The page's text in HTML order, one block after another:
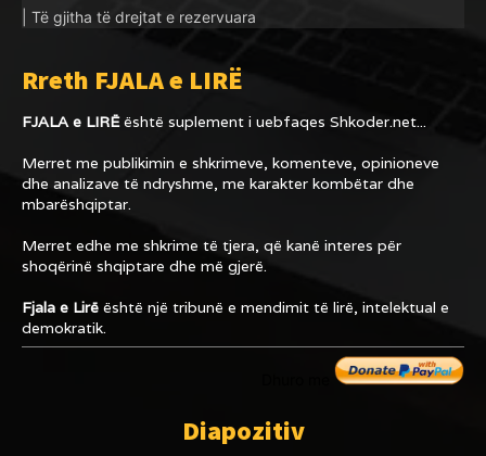
| Të gjitha të drejtat e rezervuara
Rreth FJALA e LIRË
FJALA e LIRËështë suplement i uebfaqes Shkoder.net...
Merret me publikimin e shkrimeve, komenteve, opinioneve
dhe analizave të ndryshme, me karakter kombëtar dhe
mbarëshqiptar.
Merret edhe me shkrime të tjera, që kanë interes për
shoqërinë shqiptare dhe më gjerë.
Fjala e Lirë është një tribunë e mendimit të lirë, intelektual e
demokratik.
Diapozitiv